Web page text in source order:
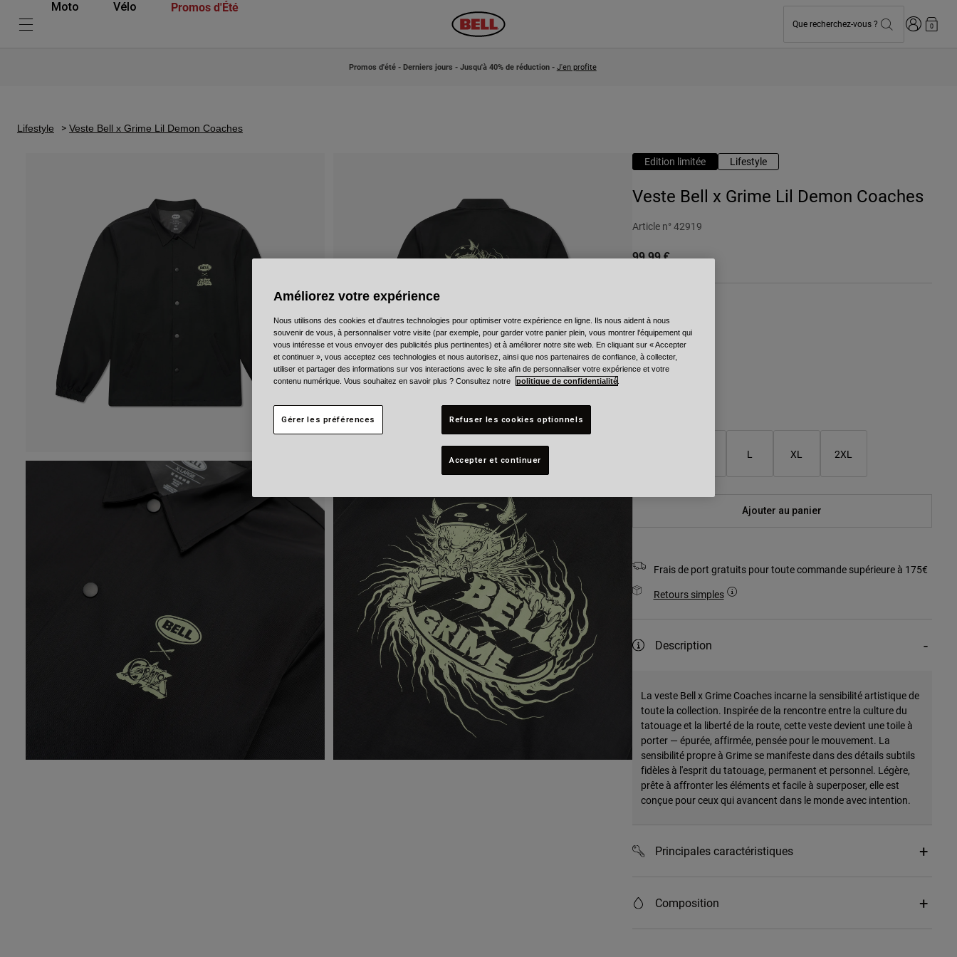
Moto Vélo Promos d'Été
Que recherchez-vous ? Connexion
0
Promos d'été - Derniers jours - Jusqu'à 40% de réduction - J'en profite
Lifestyle Veste Bell x Grime Lil Demon Coaches
Edition limitée Lifestyle
Veste Bell x Grime Lil Demon Coaches
Article n° 42919
99,99 €
Couleur -
L XL 2XL
Ajouter au panier
Frais de port gratuits pour toute commande supérieure à 175€
Retours simples
Description
La veste Bell x Grime Coaches incarne la sensibilité artistique de
toute la collection. Inspirée de la rencontre entre la culture du
tatouage et la liberté de la route, cette veste devient une toile à
porter — épurée, affirmée, pensée pour le mouvement. La
sensibilité propre à Grime se manifeste dans des détails subtils
fidèles à l'esprit du tatouage, permanent et personnel. Légère,
prête à affronter les éléments et facile à superposer, elle est
conçue pour ceux qui avancent dans le monde avec intention.
Principales caractéristiques
Composition
Améliorez votre expérience
Nous utilisons des cookies et d'autres technologies pour optimiser votre expérience en ligne. Ils nous aident à nous
souvenir de vous, à personnaliser votre visite (par exemple, pour garder votre panier plein, vous montrer l'équipement qui
vous intéresse et vous envoyer des publicités plus pertinentes) et à améliorer notre site web. En cliquant sur « Accepter
et continuer », vous acceptez ces technologies et nous autorisez, ainsi que nos partenaires de confiance, à collecter,
utiliser et partager des informations sur vos interactions avec le site afin de personnaliser votre expérience et votre
contenu numérique. Vous souhaitez en savoir plus ? Consultez notre
politique de confidentialité
Gérer les préférences Refuser les cookies optionnels
Accepter et continuer